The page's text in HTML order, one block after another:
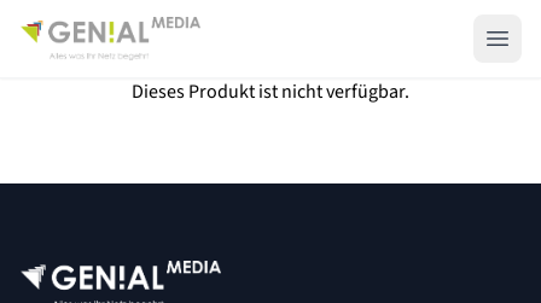
Dieses Produkt ist nicht verfügbar.